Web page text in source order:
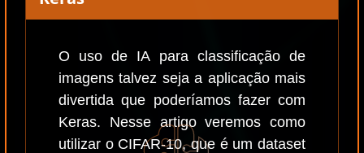
O uso de IA para classificação de
imagens talvez seja a aplicação mais
divertida que poderíamos fazer com
Keras. Nesse artigo veremos como
utilizar o CIFAR-10, que é um dataset